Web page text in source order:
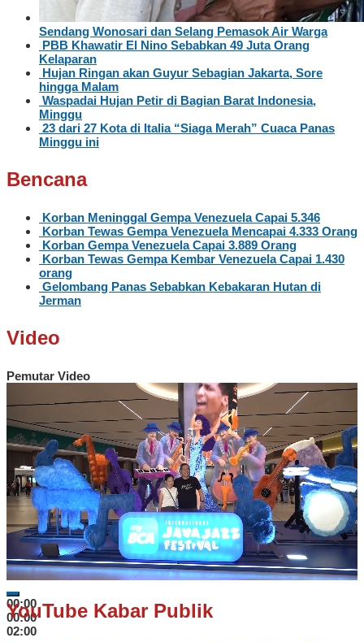
Sendang Wonosari dan Selang Pemasok Air Warga
PBB Khawatir El Nino Sebabkan 49 Juta Orang
Kelaparan
Hujan Ringan akan Guyur Sebagian Jakarta, Sore
hingga Malam
Waspadai Hujan Petir di Bagian Barat Indonesia,
Minggu
23 dari 27 Kota di Italia “Siaga Merah” Cuaca Panas
Minggu ini
Bencana
Korban Meninggal Gempa Venezuela Capai 5.346
Korban Tewas Gempa Venezuela Mencapai 4.333 Orang
Korban Gempa Venezuela Capai 3.889 Orang
Korban Tewas Gempa Kembar Venezuela Capai 1.430
orang
Gelombang Panas Sebabkan Kebakaran Hutan di
Jerman
Video
Pemutar Video
00:00
00:00
02:00
YouTube Kabar Publik